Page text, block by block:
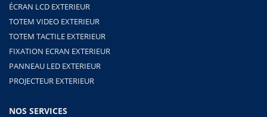
ÉCRAN LCD EXTERIEUR
TOTEM VIDEO EXTERIEUR
TOTEM TACTILE EXTERIEUR
FIXATION ECRAN EXTERIEUR
PANNEAU LED EXTERIEUR
PROJECTEUR EXTERIEUR
NOS SERVICES